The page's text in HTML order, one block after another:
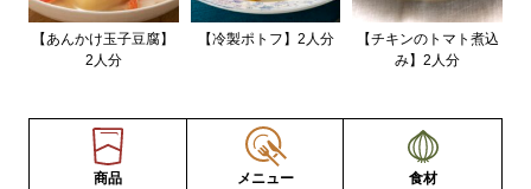
【あんかけ玉子豆腐】
2人分
【冷製ポトフ】2人分
【チキンのトマト煮込
み】2人分
商品 メニュー 食材